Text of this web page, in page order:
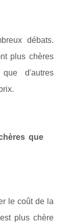
débats.
plus chères
d'autres
que
le coût de la
plus chère